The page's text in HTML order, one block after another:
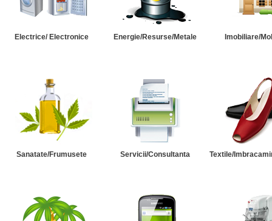
Electrice/ Electronice Energie/Resurse/Metale Imobiliare/
Sanatate/Frumusete Servicii/Consultanta Textile/